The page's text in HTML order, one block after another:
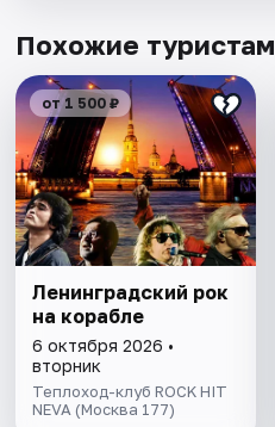
Похожие туристам
от 1 500 ₽
Ленинградский рок
на корабле
6 октября 2026 •
вторник
Теплоход-клуб ROCK HIT
NEVA (Москва 177)